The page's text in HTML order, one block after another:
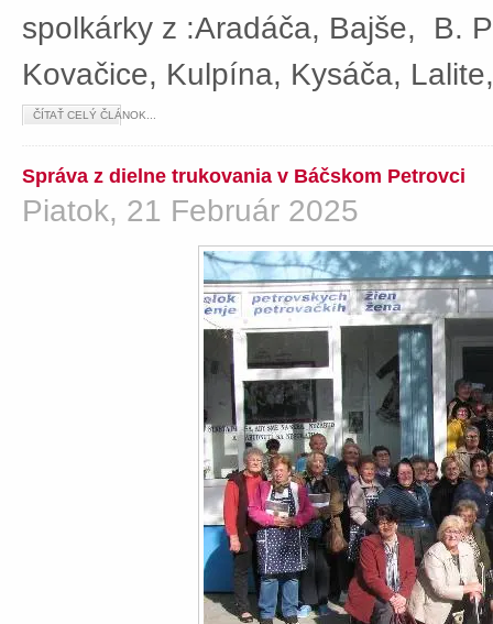
spolkárky z :Aradáča, Bajše, B.
Kovačice, Kulpína, Kysáča,
ČÍTAŤ CELÝ ČLÁNOK...
Správa z dielne trukovania v Báčskom Petrovci
Piatok, 21 Február 2025